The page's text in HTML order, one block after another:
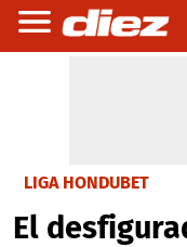
LIGA HONDUBET
El